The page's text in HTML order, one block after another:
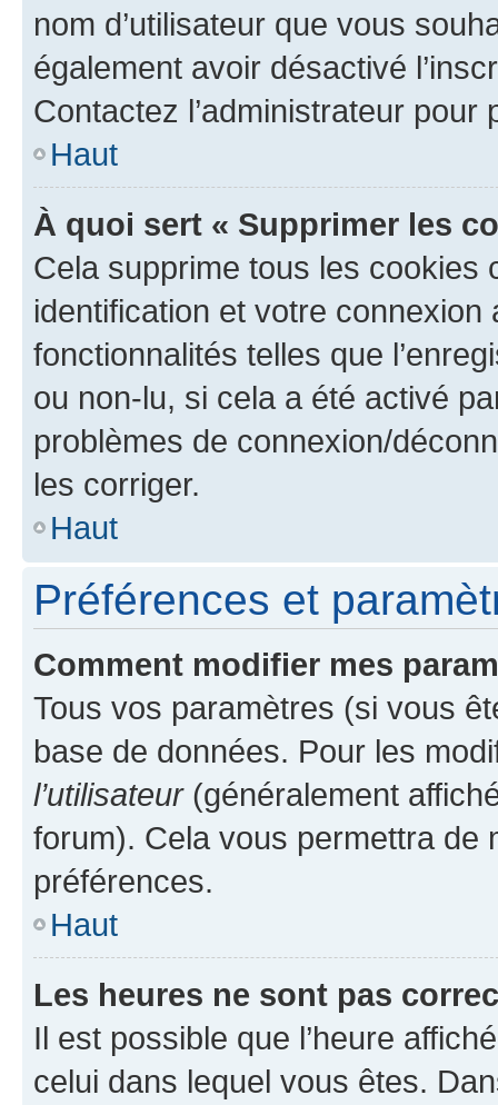
nom d’utilisateur que vous
également avoir désactivé
Contactez l’administrateur
Haut
À quoi sert « Supprimer les
Cela supprime tous les cookies
identification et votre
fonctionnalités telles que
ou non-lu, si cela a été activé
problèmes de connexion/
les corriger.
Haut
Préférences et
Comment modifier mes
Tous vos paramètres (si vous
base de données. Pour les
l’utilisateur(généralement
forum). Cela vous permettra de
préférences.
Haut
Les heures ne sont pas
Il est possible que l’heure
celui dans lequel vous êtes.